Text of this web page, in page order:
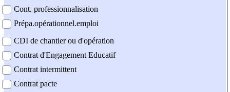
Cont. professionnalisation
Prépa.opérationnel.emploi
CDI de chantier ou d'opération
Contrat d'Engagement Educatif
Contrat intermittent
Contrat pacte